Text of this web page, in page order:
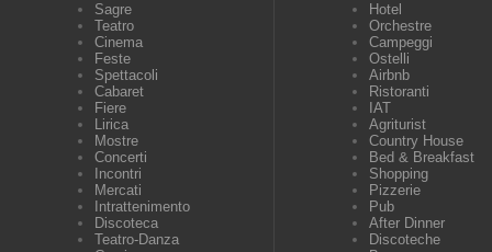
Sagre
Teatro
Cinema
Feste
Spettacoli
Cabaret
Fiere
Lirica
Mostre
Concerti
Incontri
Mercati
Intrattenimento
Discoteca
Teatro-Danza
Hotel
Orchestre
Campeggi
Ostelli
Airbnb
Ristoranti
IAT
Agriturist
Country House
Bed & Breakfast
Shopping
Pizzerie
Pub
After Dinner
Discoteche